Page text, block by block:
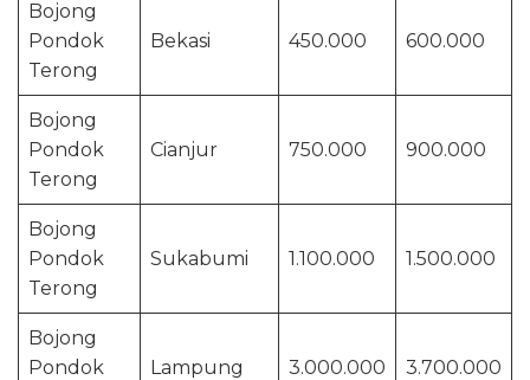
Bojong
Pondok
Terong
Bekasi 450.000 600.000
Bojong
Pondok
Terong
Cianjur 750.000 900.000
Bojong
Pondok
Terong
Sukabumi 1.100.000 1.500.000
Bojong
Pondok
Lampung 3.000.000 3.700.000